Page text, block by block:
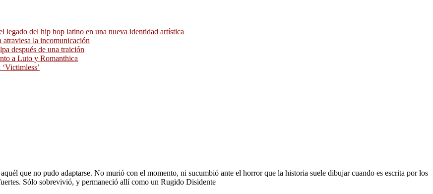
legado del hip hop latino en una nueva identidad artística
la incomunicación
después de una traición
a Luto y Romanthica
que no pudo adaptarse. No murió con el momento, ni sucumbió ante el horror que la historia suele dibujar cuando es escrita por los
Sólo sobrevivió, y permaneció allí como un Rugido Disidente